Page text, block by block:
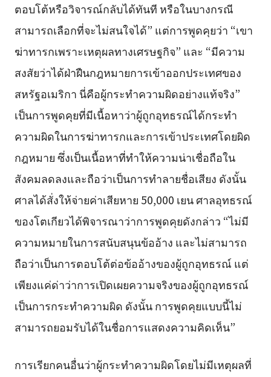
ตอบโต้หรือวิจารณ์กลับได้ทันที หรือในบางกรณี
สามารถเลือกที่จะไม่สนใจได้” แต่การพูดคุยว่า “เขา
ฆ่าทารกเพราะเหตุผลทางเศรษฐกิจ” และ “มีความ
สงสัยว่าได้ฝ่าฝืนกฎหมายการเข้าออกประเทศของ
สหรัฐอเมริกา นี่คือผู้กระทำความผิดอย่างแท้จริง”
เป็นการพูดคุยที่มีเนื้อหาว่าผู้ถูกอุทธรณ์ได้กระทำ
ความผิดในการฆ่าทารกและการเข้าประเทศโดยผิด
กฎหมาย ซึ่งเป็นเนื้อหาที่ทำให้ความน่าเชื่อถือใน
สังคมลดลงและถือว่าเป็นการทำลายชื่อเสียง ดังนั้น
ศาลได้สั่งให้จ่ายค่าเสียหาย 50,000 เยน ศาลอุทธรณ์
ของโตเกียวได้พิจารณาว่าการพูดคุยดังกล่าว “ไม่มี
ความหมายในการสนับสนุนข้ออ้าง และไม่สามารถ
ถือว่าเป็นการตอบโต้ต่อข้ออ้างของผู้ถูกอุทธรณ์ แต่
เพียงแค่ด่าว่าการเปิดเผยความจริงของผู้ถูกอุทธรณ์
เป็นการกระทำความผิด ดังนั้น การพูดคุยแบบนี้ไม่
สามารถยอมรับได้ในชื่อการแสดงความคิดเห็น”
การเรียกคนอื่นว่าผู้กระทำความผิดโดยไม่มีเหตุผลที่